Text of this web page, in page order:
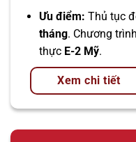
Ưu điểm: Thủ tục
tháng. Chương
thực E-2 Mỹ.
Xem chi tiết